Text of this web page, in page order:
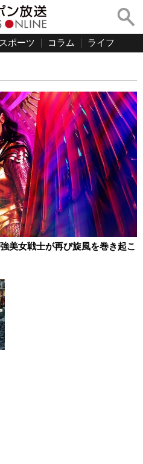
スポーツ コラム ライフ
美女戦士が再び旋風を巻き起こ